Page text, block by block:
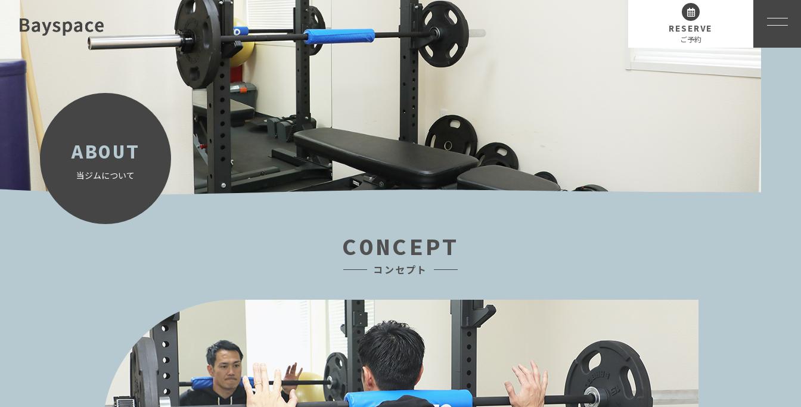
RESERVE
ご予約
ABOUT
当ジムについて
CONCEPT
コンセプト